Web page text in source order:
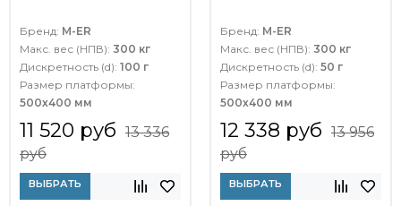
Бренд: M-ER
Макс. вес (НПВ): 300 кг
Дискретность (d): 100 г
Размер платформы:
500х400 мм
11 520 руб 13 336
руб
ВЫБРАТЬ
Бренд: M-ER
Макс. вес (НПВ): 300 кг
Дискретность (d): 50 г
Размер платформы:
500х400 мм
12 338 руб 13 956
руб
ВЫБРАТЬ